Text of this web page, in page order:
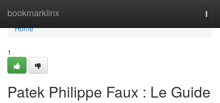
bookmarklinx
Home
Home
1
Patek Philippe Faux : Le Guide